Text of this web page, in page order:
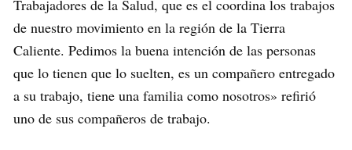
Trabajadores de la Salud, que es el coordina los trabajos
de nuestro movimiento en la región de la Tierra
Caliente. Pedimos la buena intención de las personas
que lo tienen que lo suelten, es un compañero entregado
a su trabajo, tiene una familia como nosotros» refirió
uno de sus compañeros de trabajo.